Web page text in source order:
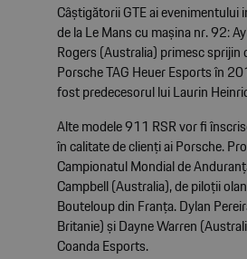
Câștigătorii GTE ai
de la Le Mans cu mașina nr. 92:
Rogers (Australia) primesc sprijin
Porsche TAG Heuer Esports în
fost predecesorul lui Laurin
Alte modele 911 RSR vor fi
în calitate de clienți ai Porsche.
Campionatul Mondial de
Campbell (Australia), de piloții
Bouteloup din Franța. Dylan
Britanie) și Dayne Warren
Coanda Esports.